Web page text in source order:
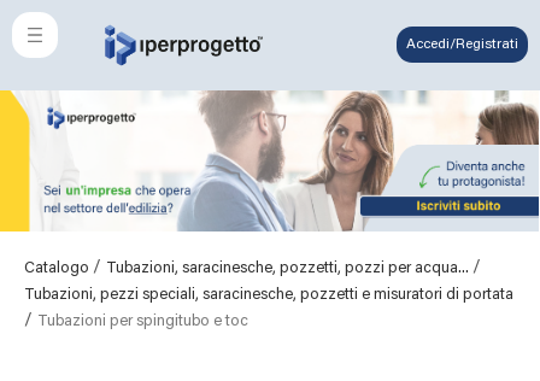
Accedi/Registrati
Catalogo / Tubazioni, saracinesche, pozzetti, pozzi per acqua... /
Tubazioni, pezzi speciali, saracinesche, pozzetti e misuratori di portata
/ Tubazioni per spingitubo e toc